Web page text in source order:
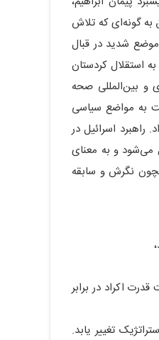
به گونه‌ای که تلاش
موضع شدید در قبال
استقلال کردستان
و بین‌المللی صحه
به مواضع سیاسی
راهبرد اسرائیل در
می‌شود و به معنای
نگرش و سابقه
اکراد در برابر
تغییر یابد.